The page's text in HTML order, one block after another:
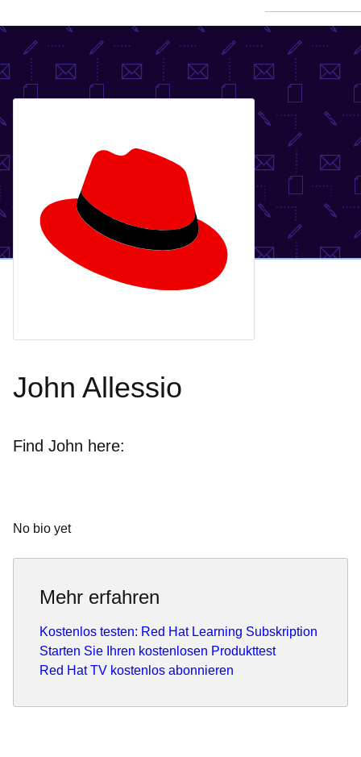
John Allessio
Find John here:
No bio yet
Mehr erfahren
Kostenlos testen: Red Hat Learning Subskription
Starten Sie Ihren kostenlosen Produkttest
Red Hat TV kostenlos abonnieren